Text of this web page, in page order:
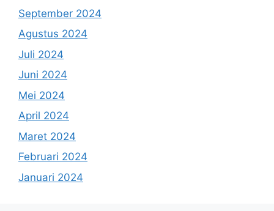
September 2024
Agustus 2024
Juli 2024
Juni 2024
Mei 2024
April 2024
Maret 2024
Februari 2024
Januari 2024